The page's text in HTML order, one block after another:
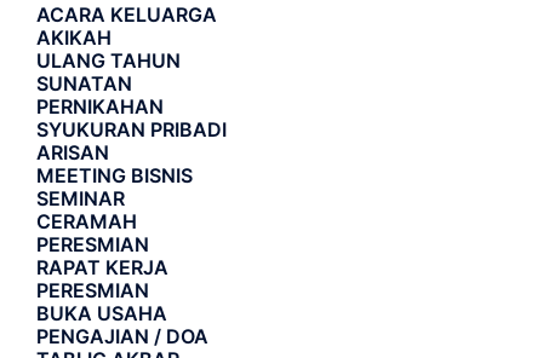
ACARA KELUARGA
AKIKAH
ULANG TAHUN
SUNATAN
PERNIKAHAN
SYUKURAN PRIBADI
ARISAN
MEETING BISNIS
SEMINAR
CERAMAH
PERESMIAN
RAPAT KERJA
PERESMIAN
BUKA USAHA
PENGAJIAN / DOA